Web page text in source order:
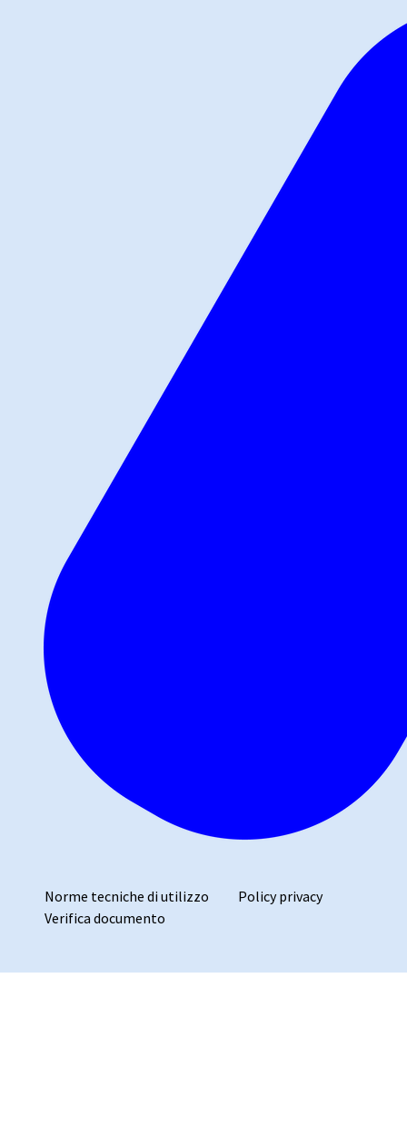
Norme tecniche di utilizzo
Policy privacy
Verifica documento